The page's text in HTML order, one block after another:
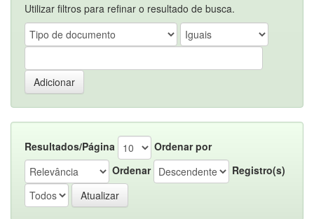
Utilizar filtros para refinar o resultado de busca.
Resultados/Página
Ordenar por
Ordenar
Registro(s)